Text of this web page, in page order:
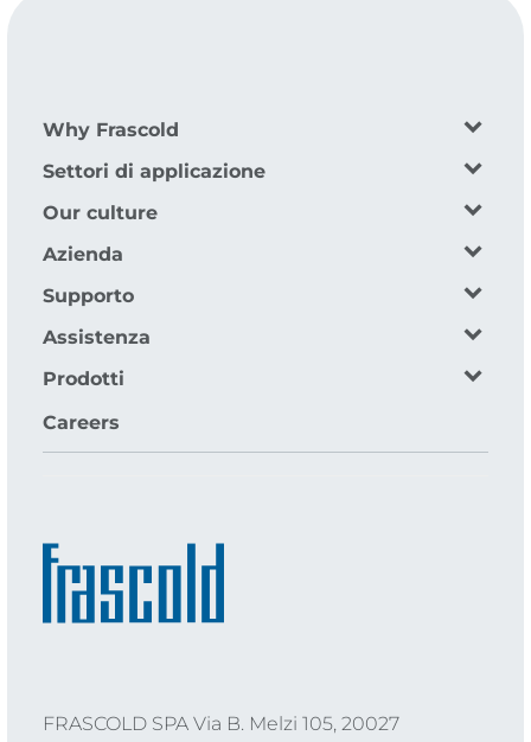
Why Frascold
Settori di applicazione
Our culture
Azienda
Supporto
Assistenza
Prodotti
Careers
FRASCOLD SPA Via B. Melzi 105, 20027